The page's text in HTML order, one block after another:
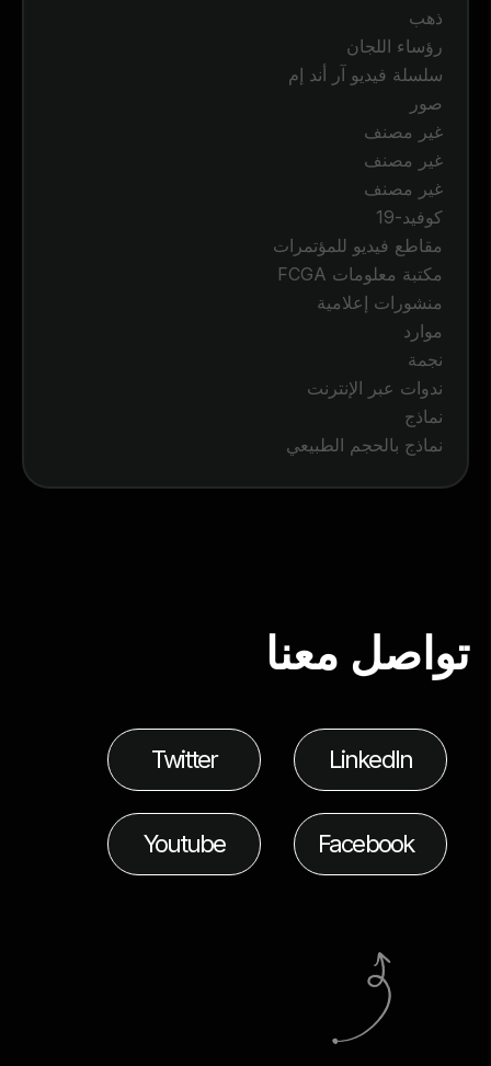
ذهب
رؤساء اللجان
سلسلة فيديو آر أند إم
صور
غير مصنف
غير مصنف
غير مصنف
كوفيد-19
مقاطع فيديو للمؤتمرات
مكتبة معلومات FCGA
منشورات إعلامية
موارد
نجمة
ندوات عبر الإنترنت
نماذج
نماذج بالحجم الطبيعي
تواصل معنا
LinkedIn
Twitter
Facebook
Youtube